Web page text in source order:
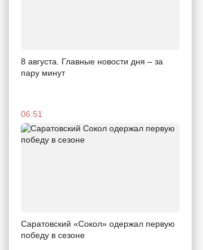
8 августа. Главные новости дня – за
пару минут
06:51
Саратовский «Сокол» одержал первую
победу в сезоне